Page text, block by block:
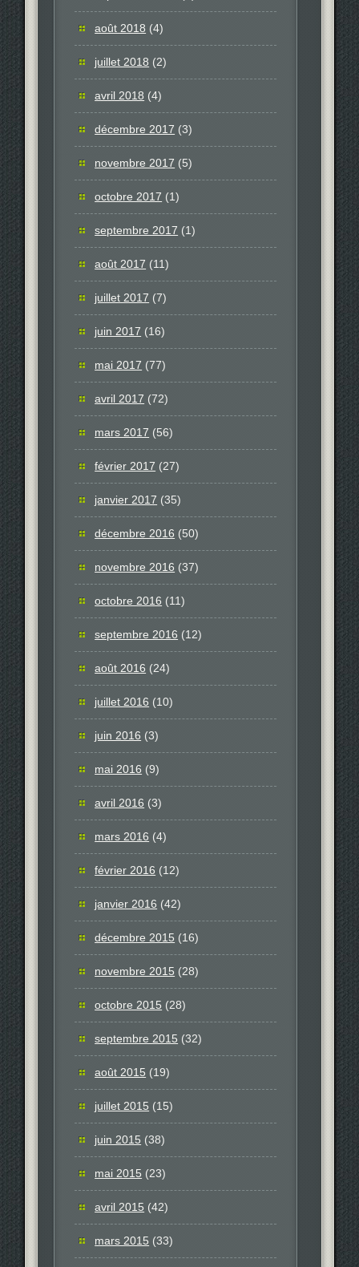
août 2018 (4)
juillet 2018 (2)
avril 2018 (4)
décembre 2017 (3)
novembre 2017 (5)
octobre 2017 (1)
septembre 2017 (1)
août 2017 (11)
juillet 2017 (7)
juin 2017 (16)
mai 2017 (77)
avril 2017 (72)
mars 2017 (56)
février 2017 (27)
janvier 2017 (35)
décembre 2016 (50)
novembre 2016 (37)
octobre 2016 (11)
septembre 2016 (12)
août 2016 (24)
juillet 2016 (10)
juin 2016 (3)
mai 2016 (9)
avril 2016 (3)
mars 2016 (4)
février 2016 (12)
janvier 2016 (42)
décembre 2015 (16)
novembre 2015 (28)
octobre 2015 (28)
septembre 2015 (32)
août 2015 (19)
juillet 2015 (15)
juin 2015 (38)
mai 2015 (23)
avril 2015 (42)
mars 2015 (33)